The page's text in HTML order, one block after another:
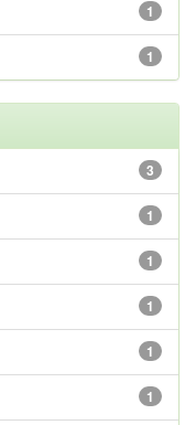
1
1
3
1
1
1
1
1